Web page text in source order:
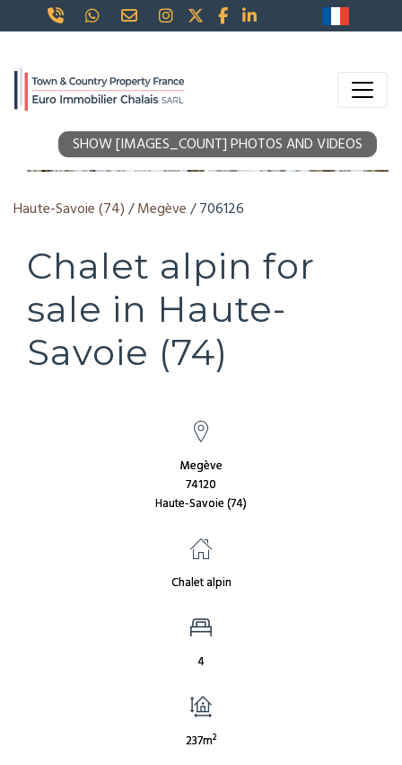
SHOW [IMAGES_COUNT] PHOTOS AND VIDEOS
Haute-Savoie (74)/Megève/ 706126
Chalet alpin for
sale in Haute-
Savoie (74)
Megève
74120
Haute-Savoie (74)
Chalet alpin
4
237m2